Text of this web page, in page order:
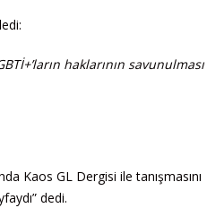
haklarının savunulması
Kaos GL Dergisi ile tanışmasını
dedi.